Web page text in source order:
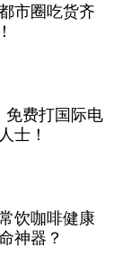
市圈吃货齐
免费打国际电
士！
饮咖啡健康
神器？